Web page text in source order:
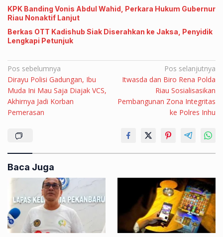
KPK Banding Vonis Abdul Wahid, Perkara Hukum Gubernur
Riau Nonaktif Lanjut
Berkas OTT Kadishub Siak Diserahkan ke Jaksa, Penyidik
Lengkapi Petunjuk
Navigasi
pos
Pos sebelumnya
Dirayu Polisi Gadungan, Ibu
Muda Ini Mau Saja Diajak VCS,
Akhirnya Jadi Korban
Pemerasan
Pos selanjutnya
Itwasda dan Biro Rena Polda
Riau Sosialisasikan
Pembangunan Zona Integritas
ke Polres Inhu
Baca Juga